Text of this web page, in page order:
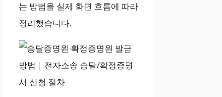
는 방법을 실제 화면 흐름에 따라
정리했습니다.